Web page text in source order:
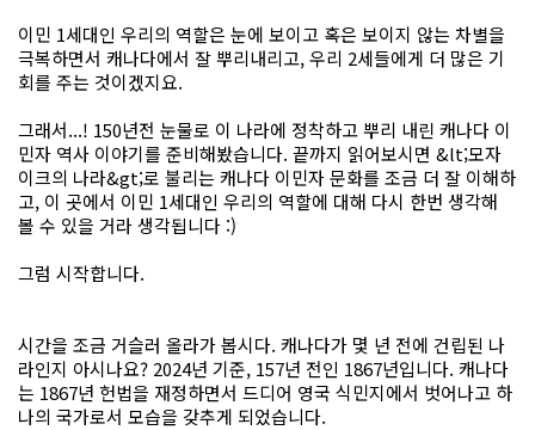
이민 1세대인 우리의 역할은 눈에 보이고 혹은 보이지 않는 차별을
극복하면서 캐나다에서 잘 뿌리내리고, 우리 2세들에게 더 많은 기
회를 주는 것이겠지요.
그래서...! 150년전 눈물로 이 나라에 정착하고 뿌리 내린 캐나다 이
민자 역사 이야기를 준비해봤습니다. 끝까지 읽어보시면 &lt;모자
이크의 나라&gt;로 불리는 캐나다 이민자 문화를 조금 더 잘 이해하
고, 이 곳에서 이민 1세대인 우리의 역할에 대해 다시 한번 생각해
볼 수 있을 거라 생각됩니다 :)
그럼 시작합니다.
시간을 조금 거슬러 올라가 봅시다. 캐나다가 몇 년 전에 건립된 나
라인지 아시나요? 2024년 기준, 157년 전인 1867년입니다. 캐나다
는 1867년 헌법을 재정하면서 드디어 영국 식민지에서 벗어나고 하
나의 국가로서 모습을 갖추게 되었습니다.